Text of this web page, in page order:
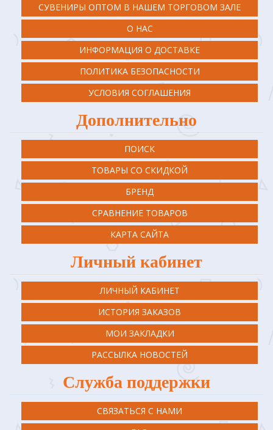
СУВЕНИРЫ ОПТОМ В НАШЕМ ТОРГОВОМ ЗАЛЕ
О НАС
ИНФОРМАЦИЯ О ДОСТАВКЕ
ПОЛИТИКА БЕЗОПАСНОСТИ
УСЛОВИЯ СОГЛАШЕНИЯ
Дополнительно
ПОИСК
ТОВАРЫ СО СКИДКОЙ
БРЕНД
СРАВНЕНИЕ ТОВАРОВ
КАРТА САЙТА
Личный кабинет
ЛИЧНЫЙ КАБИНЕТ
ИСТОРИЯ ЗАКАЗОВ
МОИ ЗАКЛАДКИ
РАССЫЛКА НОВОСТЕЙ
Служба поддержки
СВЯЗАТЬСЯ С НАМИ